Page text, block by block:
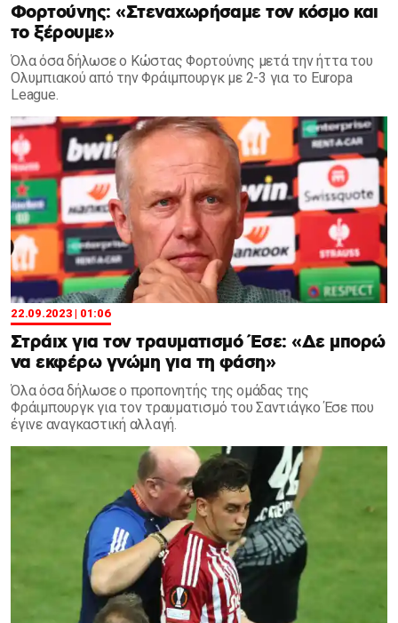
Φορτούνης: «Στεναχωρήσαμε τον κόσμο και
το ξέρουμε»
Όλα όσα δήλωσε ο Κώστας Φορτούνης μετά την ήττα του
Ολυμπιακού από την Φράιμπουργκ με 2-3 για το Europa
League.
22.09.2023 | 01:06
Στράιχ για τον τραυματισμό Έσε: «Δε μπορώ
να εκφέρω γνώμη για τη φάση»
Όλα όσα δήλωσε ο προπονητής της ομάδας της
Φράιμπουργκ για τον τραυματισμό του Σαντιάγκο Έσε που
έγινε αναγκαστική αλλαγή.